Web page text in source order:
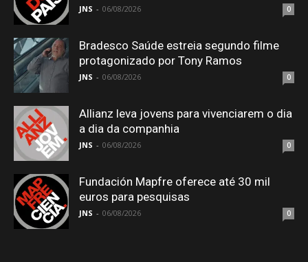
JNS - 06/08/2026 0
Bradesco Saúde estreia segundo filme
protagonizado por Tony Ramos
JNS - 06/08/2026 0
Allianz leva jovens para vivenciarem o dia
a dia da companhia
JNS - 06/08/2026 0
Fundación Mapfre oferece até 30 mil
euros para pesquisas
JNS - 06/08/2026 0